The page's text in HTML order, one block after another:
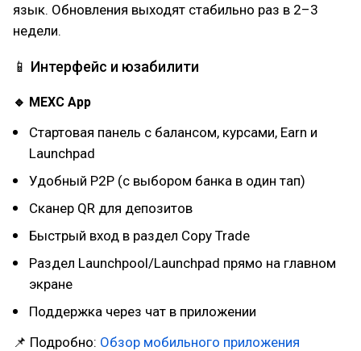
язык. Обновления выходят стабильно раз в 2–3
недели.
📱 Интерфейс и юзабилити
🔹 MEXC App
Стартовая панель с балансом, курсами, Earn и
Launchpad
Удобный P2P (с выбором банка в один тап)
Сканер QR для депозитов
Быстрый вход в раздел Copy Trade
Раздел Launchpool/Launchpad прямо на главном
экране
Поддержка через чат в приложении
📌 Подробно: Обзор мобильного приложения